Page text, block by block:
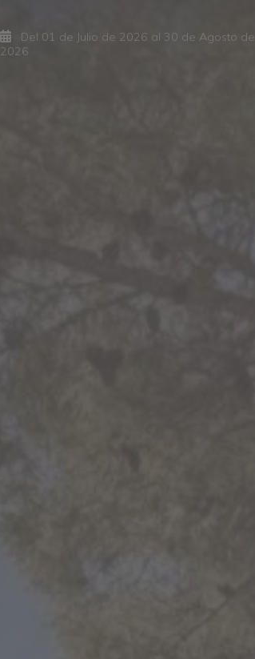
Del 01 de Julio de 2026 al 30 de Agosto de
2026